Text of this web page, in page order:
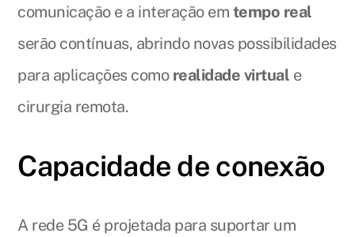
comunicação e a interação em tempo real
serão contínuas, abrindo novas possibilidades
para aplicações como realidade virtual e
cirurgia remota.
Capacidade de conexão
A rede 5G é projetada para suportar um